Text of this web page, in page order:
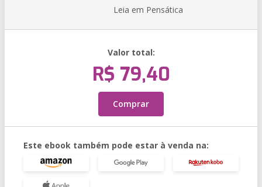
Leia em Pensática
Valor total:
R$ 79,40
Comprar
Este ebook também pode estar à venda na: